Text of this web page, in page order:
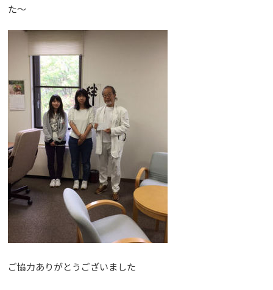
た～
ご協力ありがとうございました